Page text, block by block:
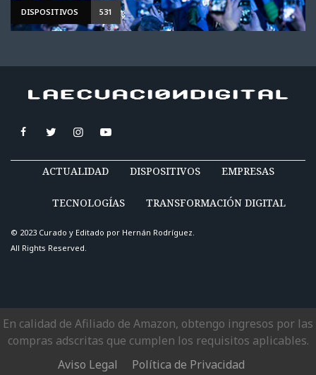
DISPOSITIVOS 531
ACTUALIDAD DISPOSITIVOS EMPRESAS
TECNOLOGÍAS TRANSFORMACIÓN DIGITAL
© 2023 Curado y Editado por Hernán Rodríguez.
All Rights Reserved.
En calidad de Afiliado de Amazon, obtengo ingresos por las
compras adscritas que cumplen los requisitos aplicables.
Aviso Legal
Política de Privacidad